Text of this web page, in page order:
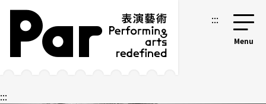
跳到主要内容区块
网站导览 :::
:::